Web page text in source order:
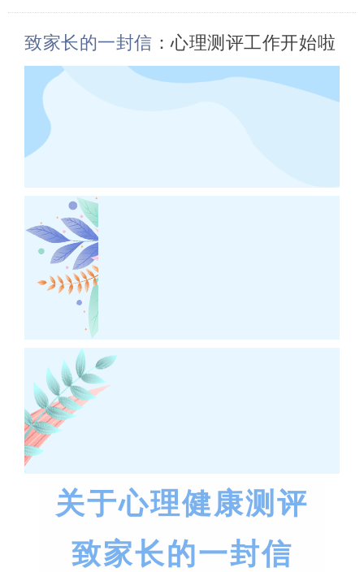
致家长的一封信 ：心理测评工作开始啦
关于心理健康测评
致家长的一封信